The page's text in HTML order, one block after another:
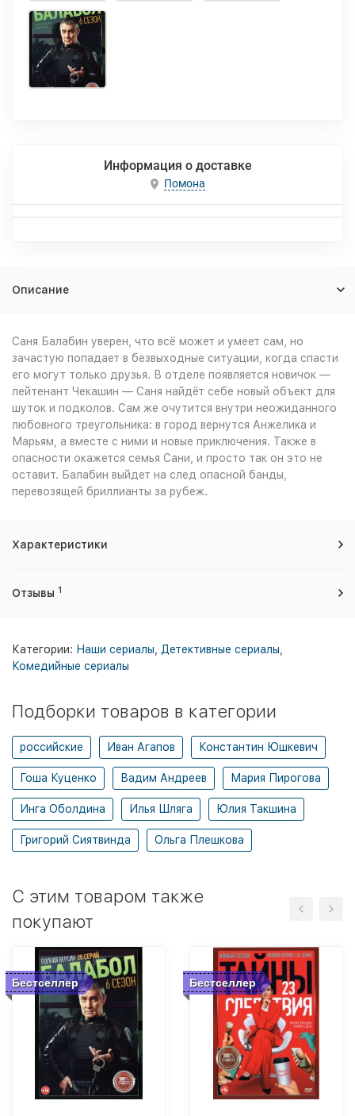
Информация о доставке
Помона
Описание
Саня Балабин уверен, что всё может и умеет сам, но
зачастую попадает в безвыходные ситуации, когда спасти
его могут только друзья. В отделе появляется новичок —
лейтенант Чекашин — Саня найдёт себе новый объект для
шуток и подколов. Сам же очутится внутри неожиданного
любовного треугольника: в город вернутся Анжелика и
Марьям, а вместе с ними и новые приключения. Также в
опасности окажется семья Сани, и просто так он это не
оставит. Балабин выйдет на след опасной банды,
перевозящей бриллианты за рубеж.
Характеристики
Отзывы 1
Категории: Наши сериалы Детективные сериалы
Комедийные сериалы
Подборки товаров в категории
российские Иван Агапов Константин Юшкевич
Гоша Куценко Вадим Андреев Мария Пирогова
Инга Оболдина Илья Шляга Юлия Такшина
Григорий Сиятвинда Ольга Плешкова
C этим товаром также
покупают
Бестселлер Бестселлер